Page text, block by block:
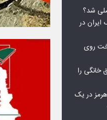
شد؟
ایران در
روی
درصد برق خانگی را
در یک